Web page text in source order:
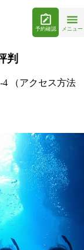
予約確認 メニュー
判
4 （アクセス方法